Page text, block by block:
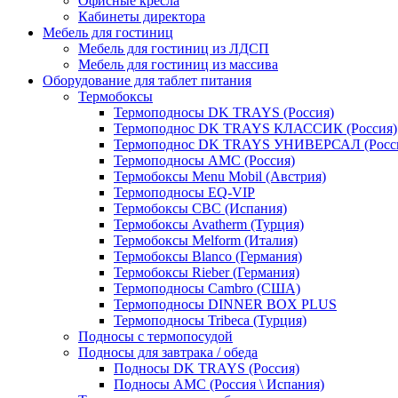
Кабинеты директора
Мебель для гостиниц
Мебель для гостиниц из ЛДСП
Мебель для гостиниц из массива
Оборудование для таблет питания
Термобоксы
Термоподносы DK TRAYS (Россия)
Термоподнос DK TRAYS КЛАССИК (Россия)
Термоподнос DK TRAYS УНИВЕРСАЛ
Термоподносы AMC (Россия)
Термобоксы Menu Mobil (Австрия)
Термоподносы EQ-VIP
Термобоксы CBC (Испания)
Термобоксы Avatherm (Турция)
Термобоксы Melform (Италия)
Термобоксы Blanco (Германия)
Термобоксы Rieber (Германия)
Термоподносы Cambro (США)
Термоподносы DINNER BOX PLUS
Термоподносы Tribeca (Турция)
Подносы с термопосудой
Подносы для завтрака / обеда
Подносы DK TRAYS (Россия)
Подносы AMC (Россия \ Испания)